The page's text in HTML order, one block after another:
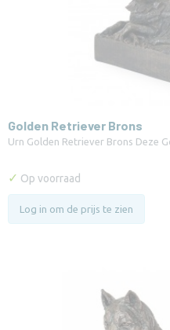
Golden Retriever Brons
Urn Golden Retriever Brons Deze
✓ Op voorraad
Log in om de prijs te zien